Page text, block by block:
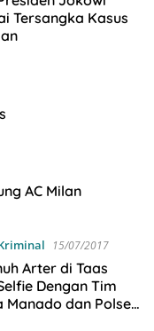
Tersangka Kasus
AC Milan
15/07/2017
Arter di Taas
Dengan Tim
Manado dan Polsek